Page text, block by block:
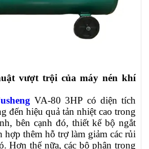
vượt trội của máy nén khí
VA-80 3HP có diện tích
đến hiệu quả tản nhiệt cao trong
bên cạnh đó, thiết kế bộ ngắt
hợp thêm hỗ trợ làm giảm các rủi
Hơn thế nữa, các bộ phận trong